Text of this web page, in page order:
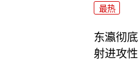
最热
东瀛彻
射进攻性